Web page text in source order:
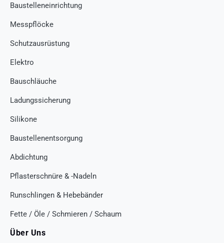
Baustelleneinrichtung
Messpflöcke
Schutzausrüstung
Elektro
Bauschläuche
Ladungssicherung
Silikone
Baustellenentsorgung
Abdichtung
Pflasterschnüre & -Nadeln
Runschlingen & Hebebänder
Fette / Öle / Schmieren / Schaum
Über Uns